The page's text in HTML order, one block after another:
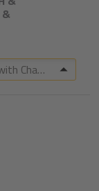
&
Brit Dental Stick Teeth & Gums with Chamomile & Sage